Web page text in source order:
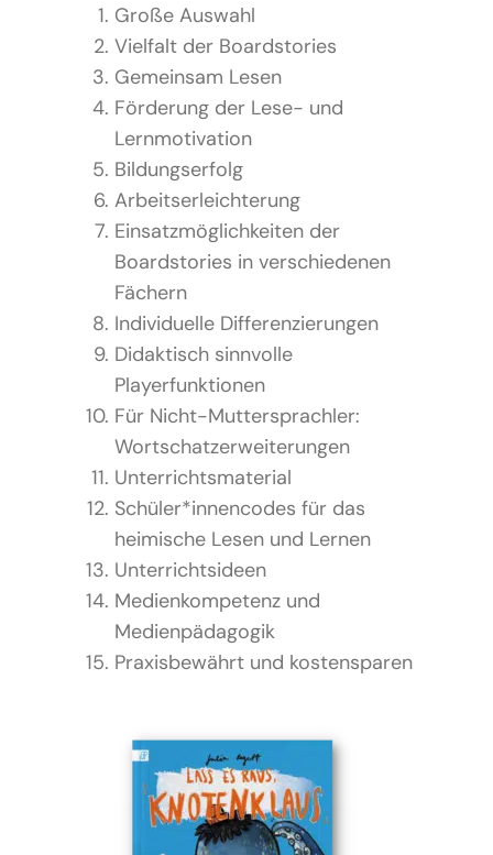
Große Auswahl
Vielfalt der Boardstories
Gemeinsam Lesen
Förderung der Lese- und
Lernmotivation
Bildungserfolg
Arbeitserleichterung
Einsatzmöglichkeiten der
Boardstories in verschiedenen
Fächern
Individuelle Differenzierungen
Didaktisch sinnvolle
Playerfunktionen
Für Nicht-Muttersprachler:
Wortschatzerweiterungen
Unterrichtsmaterial
Schüler*innencodes für das
heimische Lesen und Lernen
Unterrichtsideen
Medienkompetenz und
Medienpädagogik
Praxisbewährt und kostensparen